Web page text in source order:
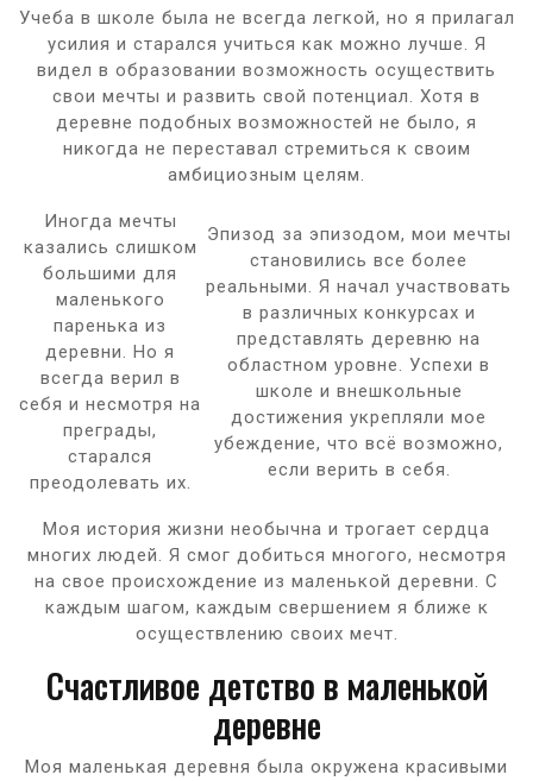
Учеба в школе была не всегда легкой, но я прилагал
усилия и старался учиться как можно лучше. Я
видел в образовании возможность осуществить
свои мечты и развить свой потенциал. Хотя в
деревне подобных возможностей не было, я
никогда не переставал стремиться к своим
амбициозным целям.
Иногда мечты
казались слишком
большими для
маленького
паренька из
деревни. Но я
всегда верил в
себя и несмотря на
преграды,
старался
преодолевать их.
Эпизод за эпизодом, мои мечты
становились все более
реальными. Я начал участвовать
в различных конкурсах и
представлять деревню на
областном уровне. Успехи в
школе и внешкольные
достижения укрепляли мое
убеждение, что всё возможно,
если верить в себя.
Моя история жизни необычна и трогает сердца
многих людей. Я смог добиться многого, несмотря
на свое происхождение из маленькой деревни. С
каждым шагом, каждым свершением я ближе к
осуществлению своих мечт.
Счастливое детство в маленькой
деревне
Моя маленькая деревня была окружена красивыми